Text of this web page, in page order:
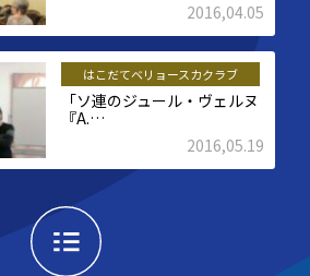
2016,04.05
はこだてベリョースカクラブ
「ソ連のジュール・ヴェルヌ
『A.…
2016,05.19